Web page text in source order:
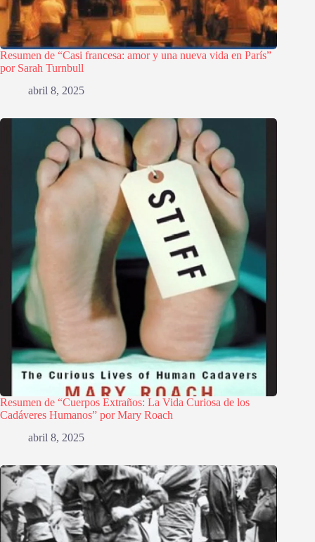
Resumen de “Casi francesa: amor y una nueva vida en París”
por Sarah Turnbull
abril 8, 2025
Resumen de “Cuerpos Extraños: La Vida Curiosa de los
Cadáveres Humanos” por Mary Roach
abril 8, 2025